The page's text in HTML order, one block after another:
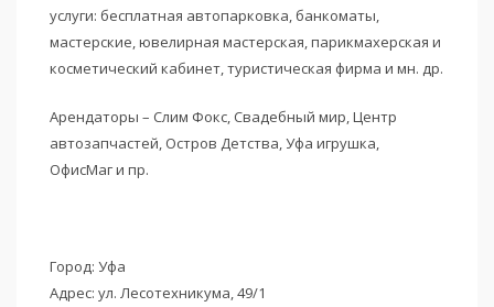
услуги: бесплатная автопарковка, банкоматы,
мастерские, ювелирная мастерская, парикмахерская и
косметический кабинет, туристическая фирма и мн. др.
Арендаторы – Слим Фокс, Свадебный мир, Центр
автозапчастей, Остров Детства, Уфа игрушка,
ОфисМаг и пр.
Город: Уфа
Адрес: ул. Лесотехникума, 49/1